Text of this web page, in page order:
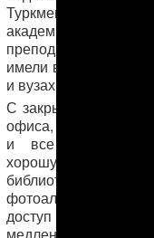
Туркменистане
академических
преподавателей и
имели возможность
и вузах и повышать
С закрытием в
офиса, выпускники
и все
хорошую
библиотеки,
фотоальбомы,
доступ во
медленного